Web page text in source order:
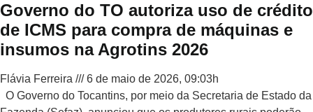
Governo do TO autoriza uso de crédito
de ICMS para compra de máquinas e
insumos na Agrotins 2026
Flávia Ferreira
6 de maio de 2026, 09:03h
O Governo do Tocantins, por meio da Secretaria de Estado da